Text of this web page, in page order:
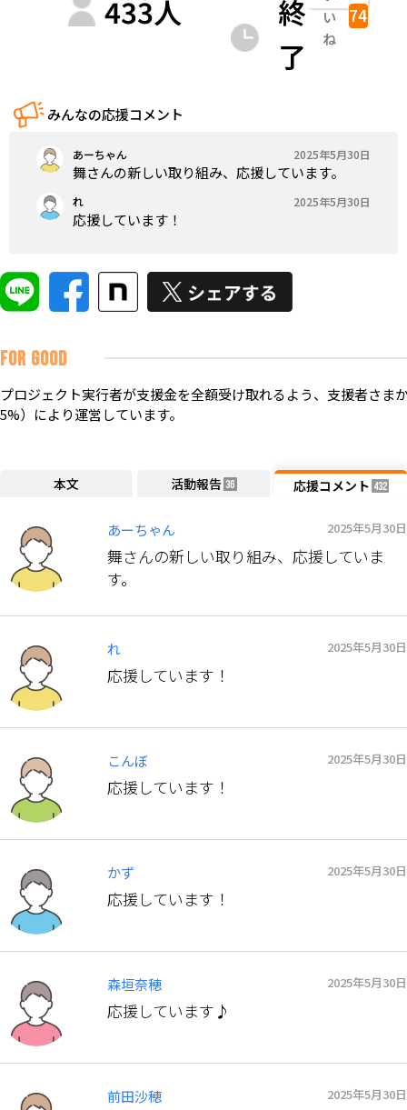
433人
終
了
い
ね
74
みんなの応援コメント
あーちゃん 2025年5月30日
舞さんの新しい取り組み、応援しています。
れ 2025年5月30日
応援しています！
FOR GOOD
プロジェクト実行者が支援金を全額受け取れるよう、支援者さま
5%）により運営しています。
本文 活動報告 36 応援コメント 432
あーちゃん 2025年5月30日
舞さんの新しい取り組み、応援していま
す。
れ 2025年5月30日
応援しています！
こんぼ 2025年5月30日
応援しています！
かず 2025年5月30日
応援しています！
森垣奈穂 2025年5月30日
応援しています♪
前田沙穂 2025年5月30日